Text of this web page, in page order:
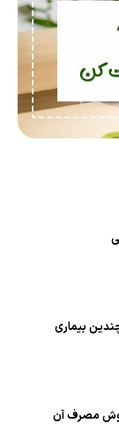
بیماری
مصرف آن